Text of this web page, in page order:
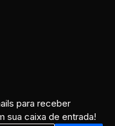
para receber
sua caixa de entrada!